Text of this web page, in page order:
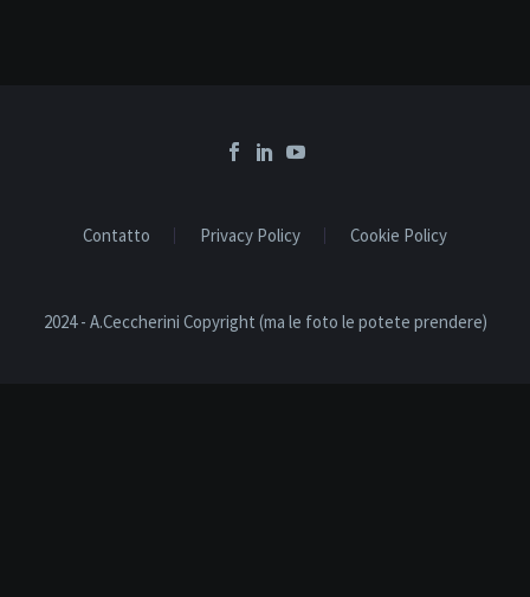
Contatto Privacy Policy Cookie Policy
2024 - A.Ceccherini Copyright (ma le foto le potete prendere)